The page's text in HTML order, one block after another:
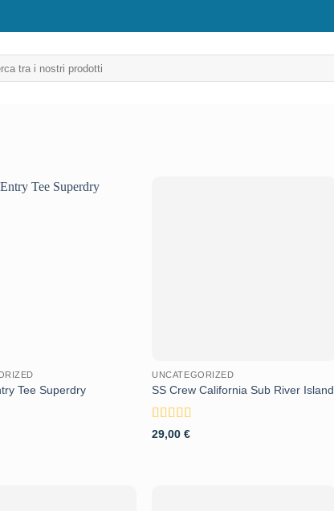
Tee Superdry
UNCATEGORIZED
SS Crew California Sub River Island
Valutato
29,00€